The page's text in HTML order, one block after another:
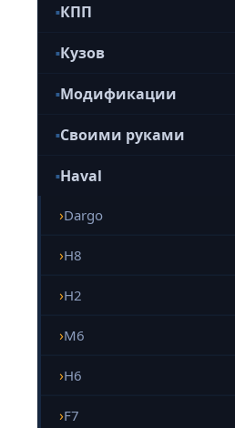
КПП
Кузов
Модификации
Своими руками
Haval
Dargo
H8
H2
M6
H6
F7